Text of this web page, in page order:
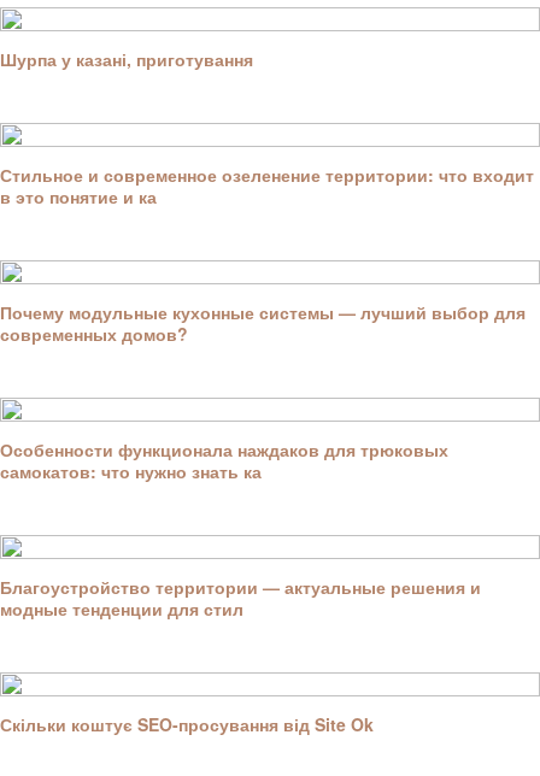
Шурпа у казані, приготування
Стильное и современное озеленение территории: что входит
в это понятие и ка
Почему модульные кухонные системы — лучший выбор для
современных домов?
Особенности функционала наждаков для трюковых
самокатов: что нужно знать ка
Благоустройство территории — актуальные решения и
модные тенденции для стил
Скільки коштує SEO-просування від Site Ok